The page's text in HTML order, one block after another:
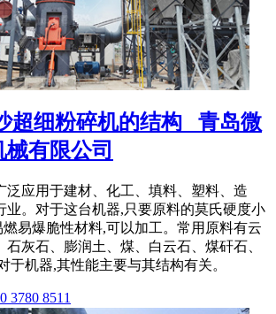
超细粉碎机的结构 _青岛微
有限公司
泛应用于建材、化工、填料、塑料、造
业。对于这台机器,只要原料的莫氏硬度小
易爆脆性材料,可以加工。常用原料有云
石灰石、膨润土、煤、白云石、煤矸石、
于机器,其性能主要与其结构有关。
3780 8511